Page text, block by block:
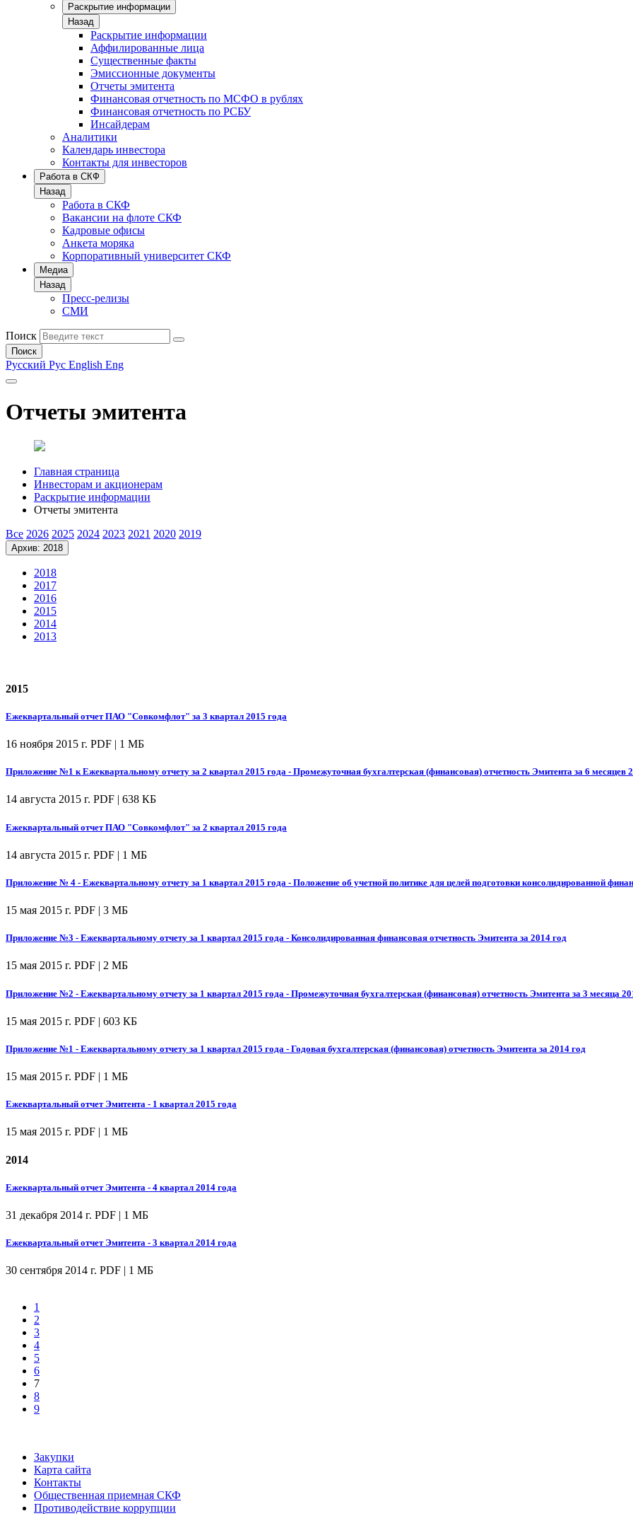
Раскрытие информации
Назад
Раскрытие информации
Аффилированные лица
Существенные факты
Эмиссионные документы
Отчеты эмитента
Финансовая отчетность по МСФО в рублях
Финансовая отчетность по РСБУ
Инсайдерам
Аналитики
Календарь инвестора
Контакты для инвесторов
Работа в СКФ
Назад
Работа в СКФ
Вакансии на флоте СКФ
Кадровые офисы
Анкета моряка
Корпоративный университет СКФ
Медиа
Назад
Пресс-релизы
СМИ
Поиск
Поиск
Русский Рус English Eng
Отчеты эмитента
Главная страница
Инвесторам и акционерам
Раскрытие информации
Отчеты эмитента
Все 2026 2025 2024 2023 2021 2020 2019
Архив: 2018
2018
2017
2016
2015
2014
2013
2015
Ежеквартальный отчет ПАО "Совкомфлот" за 3 квартал 2015 года
16 ноября 2015 г. PDF | 1 МБ
Приложение №1 к Ежеквартальному отчету за 2 квартал 2015 года - Промежуточная бухгалтерская (финансовая) отчетность Эмитента за 6 месяцев
14 августа 2015 г. PDF | 638 КБ
Ежеквартальный отчет ПАО "Совкомфлот" за 2 квартал 2015 года
14 августа 2015 г. PDF | 1 МБ
Приложение № 4 - Ежеквартальному отчету за 1 квартал 2015 года - Положение об учетной политике для целей подготовки консолидированной
15 мая 2015 г. PDF | 3 МБ
Приложение №3 - Ежеквартальному отчету за 1 квартал 2015 года - Консолидированная финансовая отчетность Эмитента за 2014 год
15 мая 2015 г. PDF | 2 МБ
Приложение №2 - Ежеквартальному отчету за 1 квартал 2015 года - Промежуточная бухгалтерская (финансовая) отчетность Эмитента за 3 месяца
15 мая 2015 г. PDF | 603 КБ
Приложение №1 - Ежеквартальному отчету за 1 квартал 2015 года - Годовая бухгалтерская (финансовая) отчетность Эмитента за 2014 год
15 мая 2015 г. PDF | 1 МБ
Ежеквартальный отчет Эмитента - 1 квартал 2015 года
15 мая 2015 г. PDF | 1 МБ
2014
Ежеквартальный отчет Эмитента - 4 квартал 2014 года
31 декабря 2014 г. PDF | 1 МБ
Ежеквартальный отчет Эмитента - 3 квартал 2014 года
30 сентября 2014 г. PDF | 1 МБ
1
2
3
4
5
6
7
8
9
Закупки
Карта сайта
Контакты
Общественная приемная СКФ
Противодействие коррупции